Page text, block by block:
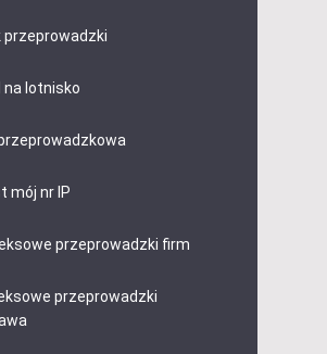
przeprowadzki
na lotnisko
mój nr IP
przeprowadzki firm
przeprowadzki